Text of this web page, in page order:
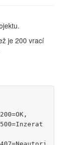
je 200 vrací